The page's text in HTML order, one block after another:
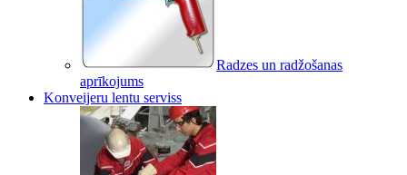
Radzes un radžošanas
aprīkojums
Konveijeru lentu serviss